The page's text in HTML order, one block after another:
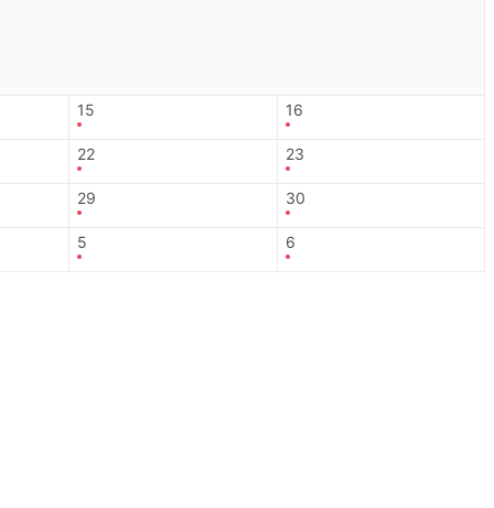
15 16
22 23
29 30
5 6